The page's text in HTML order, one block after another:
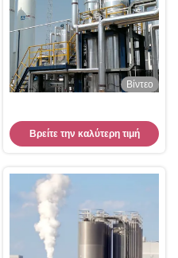
Βίντεο
Βρείτε την καλύτερη τιμή